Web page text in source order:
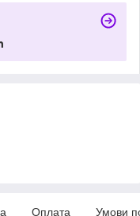
Оплата Умови